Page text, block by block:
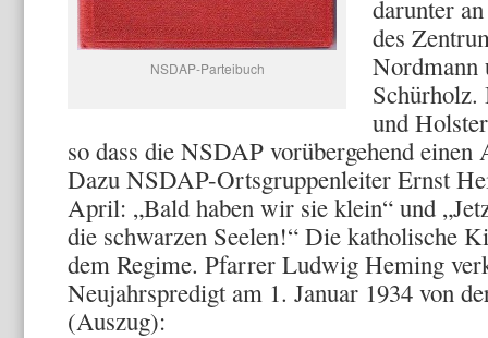
NSDAP-Parteibuch
darunter
des
Nordmann
Schürholz.
und
so dass die NSDAP vorübergehend
Dazu NSDAP-Ortsgruppenleiter Ernst
April: „Bald haben wir sie klein“ und
die schwarzen Seelen!“ Die katholische
dem Regime. Pfarrer Ludwig Heming
Neujahrspredigt am 1. Januar 1934 von
(Auszug):